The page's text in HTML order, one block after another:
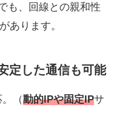
も、回線との親和性
あります。
定した通信も可能
（動的IPや固定IPサ